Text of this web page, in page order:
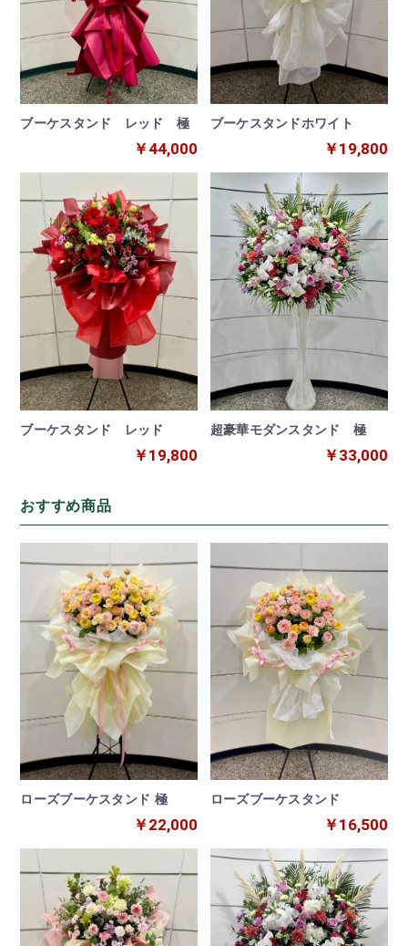
ブーケスタンド レッド 極
￥44,000
ブーケスタンドホワイト
￥19,800
ブーケスタンド レッド
￥19,800
超豪華モダンスタンド 極
￥33,000
おすすめ商品
ローズブーケスタンド 極
￥22,000
ローズブーケスタンド
￥16,500